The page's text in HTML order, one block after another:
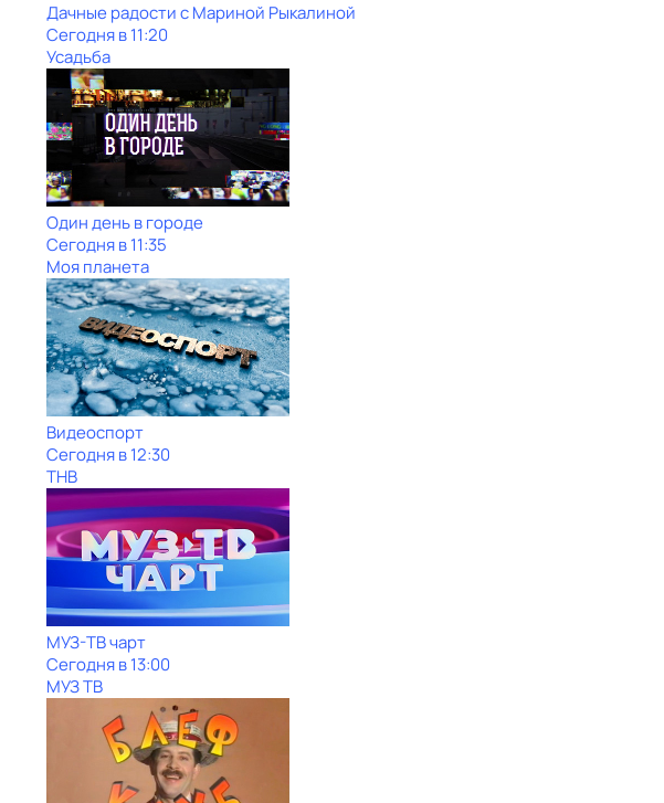
Дачные радости с Мариной Рыкалиной
Сегодня в 11:20
Усадьба
Один день в городе
Сегодня в 11:35
Моя планета
Видеоспорт
Сегодня в 12:30
ТНВ
МУЗ-ТВ чарт
Сегодня в 13:00
МУЗ ТВ